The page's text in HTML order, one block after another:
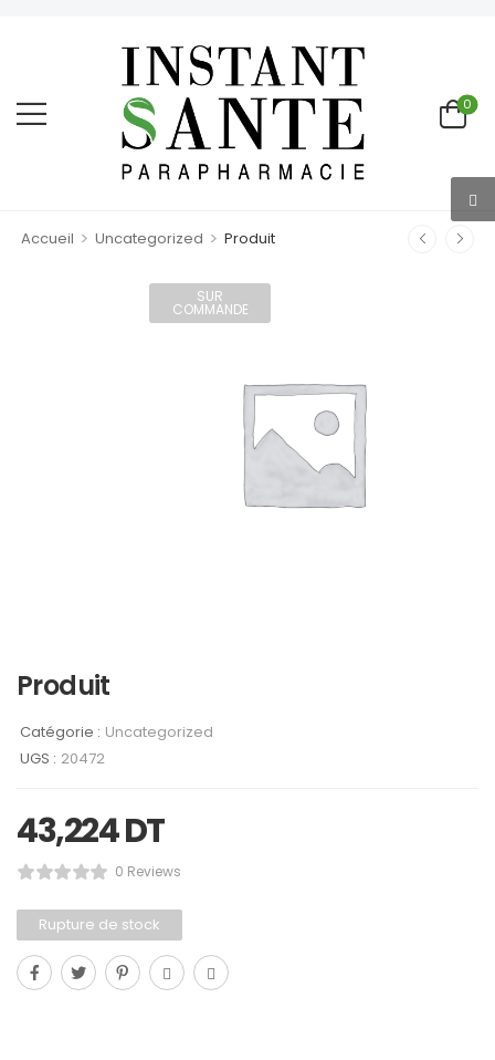
0
Accueil > Uncategorized > Produit
SUR
COMMANDE
Produit
Catégorie : Uncategorized
UGS : 20472
43,224DT
0 Reviews
Rupture de stock